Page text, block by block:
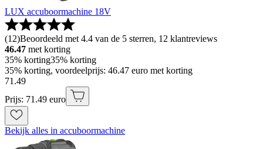
LUX accuboormachine 18V
(12)Beoordeeld met 4.4 van de 5 sterren, 12 klantreviews
46.47 met korting
35% korting35% korting
35% korting, voordeelprijs: 46.47 euro met korting
71 .49
Prijs: 71.49 euro
Bekijk alles in accuboormachine